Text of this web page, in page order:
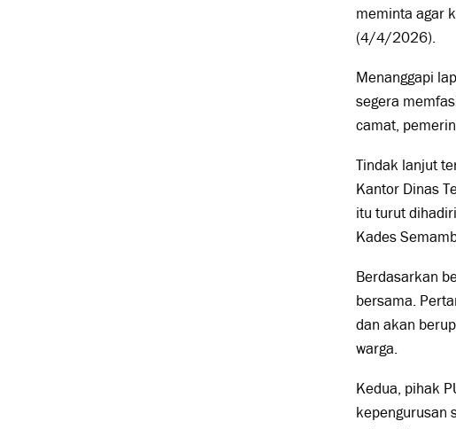
meminta agar
(4/4/2026).
Menanggapi
segera
camat,
Tindak lanjut
Kantor Dinas
itu turut
Kades
Berdasarkan
bersama.
dan akan
warga.
Kedua, pihak
kepengurusan